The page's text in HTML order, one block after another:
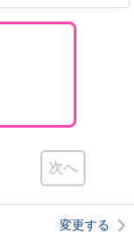
次へ
変更する